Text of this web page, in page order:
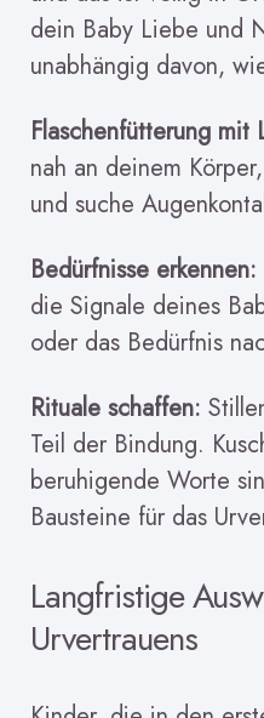
dein Baby Liebe und
unabhängig davon,
Flaschenfütterung mit
nah an deinem
und suche
Bedürfnisse erkennen:
die Signale deines
oder das Bedürfnis
Rituale schaffen:
Teil der Bindung.
beruhigende Worte
Bausteine für das
Langfristige
Urvertrauens